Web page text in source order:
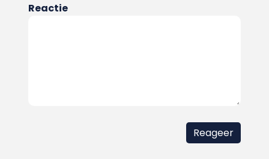
Reactie